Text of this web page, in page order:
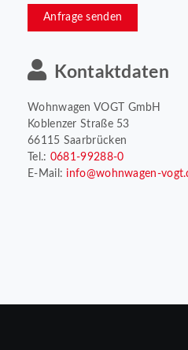
Anfrage senden
Kontaktdaten
Wohnwagen VOGT GmbH
Koblenzer Straße 53
66115 Saarbrücken
Tel.: 0681-99288-0
E-Mail: info@wohnwagen-